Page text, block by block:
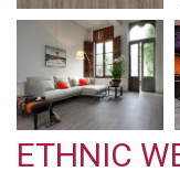
ETHNIC